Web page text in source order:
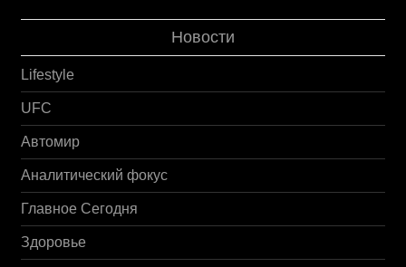
Новости
Lifestyle
UFC
Автомир
Аналитический фокус
Главное Сегодня
Здоровье